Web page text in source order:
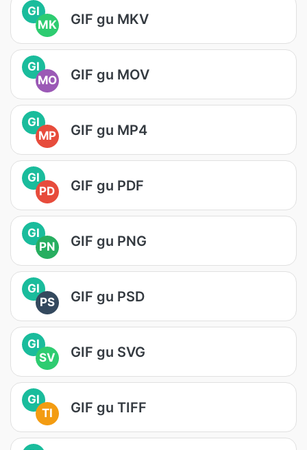
GI
MK
GIF gu MKV
GI
MO
GIF gu MOV
GI
MP
GIF gu MP4
GI
PD
GIF gu PDF
GI
PN
GIF gu PNG
GI
PS
GIF gu PSD
GI
SV
GIF gu SVG
GI
TI
GIF gu TIFF